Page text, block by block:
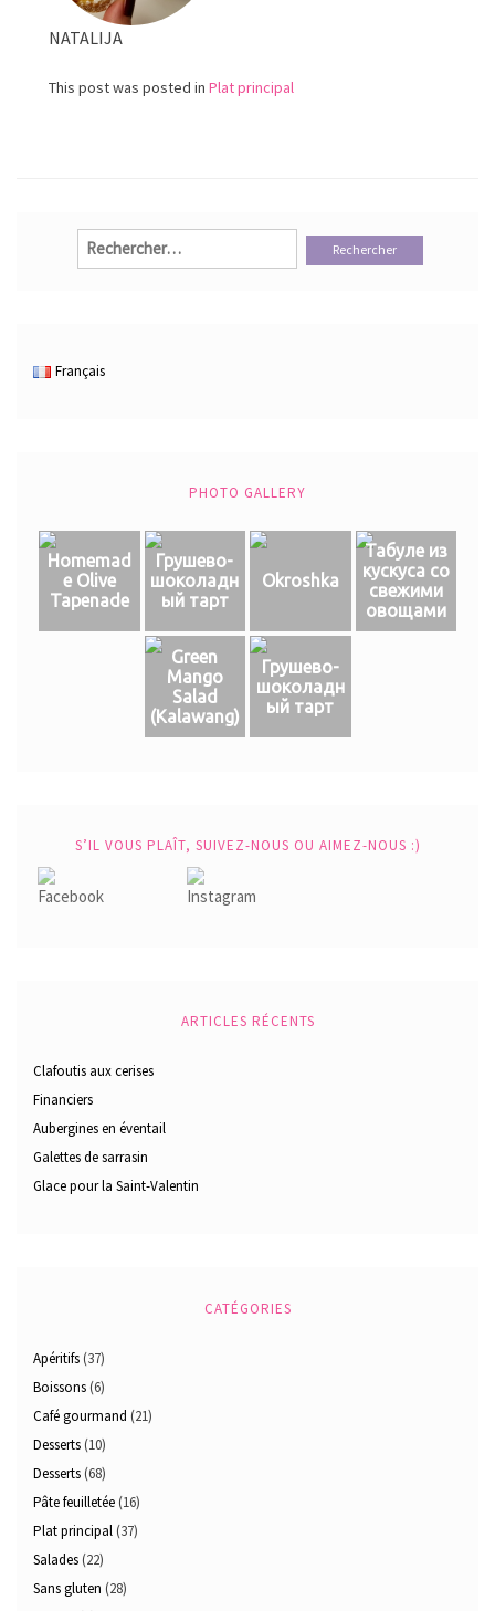
NATALIJA
This post was posted in Plat principal
Rechercher :
Français
PHOTO GALLERY
Homemad
e Olive
Tapenade
Грушево-
шоколадн
ый тарт
Okroshka
Табуле из
кускуса со
свежими
овощами
Green
Mango
Salad
(Кalawang)
Грушево-
шоколадн
ый тарт
S’IL VOUS PLAÎT, SUIVEZ-NOUS OU AIMEZ-NOUS :)
ARTICLES RÉCENTS
Clafoutis aux cerises
Financiers
Aubergines en éventail
Galettes de sarrasin
Glace pour la Saint-Valentin
CATÉGORIES
Apéritifs (37)
Boissons (6)
Café gourmand (21)
Desserts (10)
Desserts (68)
Pâte feuilletée (16)
Plat principal (37)
Salades (22)
Sans gluten (28)